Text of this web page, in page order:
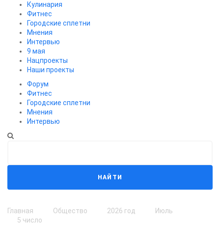
Кулинария
Фитнес
Городские сплетни
Мнения
Интервью
9 мая
Нацпроекты
Наши проекты
Форум
Фитнес
Городские сплетни
Мнения
Интервью
НАЙТИ
Главная Общество 2026 год
Июль
5 число